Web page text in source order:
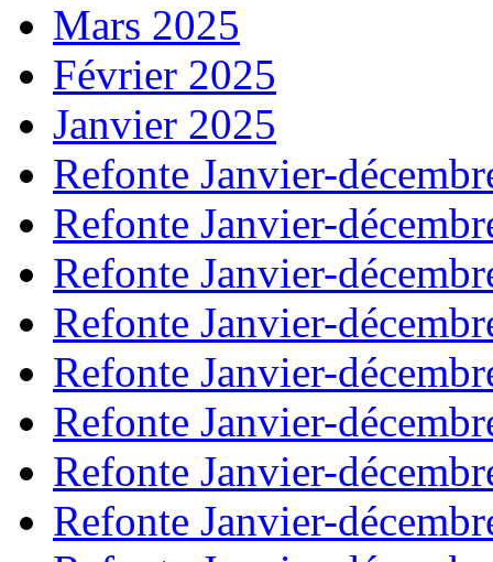
Mars 2025
Février 2025
Janvier 2025
Refonte Janvier-
Refonte Janvier-
Refonte Janvier-
Refonte Janvier-
Refonte Janvier-
Refonte Janvier-
Refonte Janvier-
Refonte Janvier-